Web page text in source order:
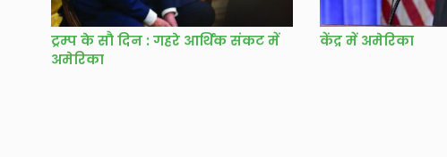
ट्रम्प के सौ दिन : गहरे आर्थिक संकट में
अमेरिका
केंद्र में अमेरिका